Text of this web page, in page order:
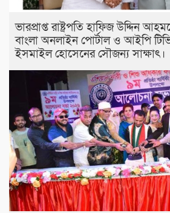
ভারপ্রাপ্ত রাষ্ট্রপতি হাফিজ উদ্দিন
বাংলা অনলাইন পোর্টাল ও আইপি
ইসমাইল হোসেনের সৌজন্য সাক্ষাৎ।